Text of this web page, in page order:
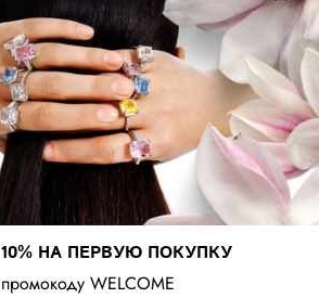
НА ПЕРВУЮ ПОКУПКУ
WELCOME